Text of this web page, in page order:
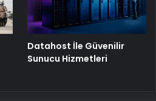
Datahost İle Güvenilir
Sunucu Hizmetleri